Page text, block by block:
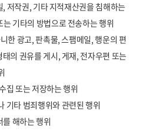
저작권, 기타 지적재산권을 침해하는
기타의 방법으로 전송하는 행위
한 광고, 판촉물, 스팸메일, 행운의 편
의 권유를 게시, 게재, 전자우편 또는
집 또는 저장하는 행위
기타 범죄행위와 관련된 행위
해하는 행위